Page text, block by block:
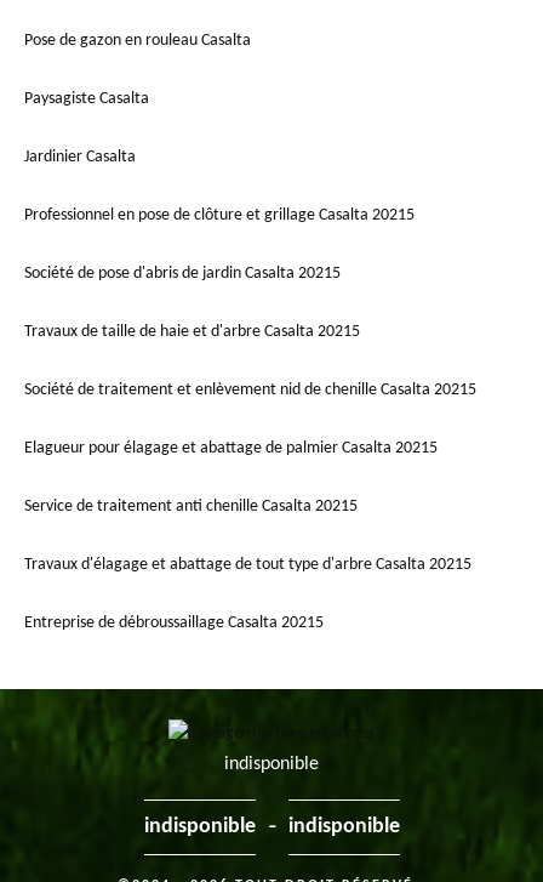
Pose de gazon en rouleau Casalta
Paysagiste Casalta
Jardinier Casalta
Professionnel en pose de clôture et grillage Casalta 20215
Société de pose d'abris de jardin Casalta 20215
Travaux de taille de haie et d'arbre Casalta 20215
Société de traitement et enlèvement nid de chenille Casalta 20215
Elagueur pour élagage et abattage de palmier Casalta 20215
Service de traitement anti chenille Casalta 20215
Travaux d'élagage et abattage de tout type d'arbre Casalta 20215
Entreprise de débroussaillage Casalta 20215
indisponible
indisponible - indisponible